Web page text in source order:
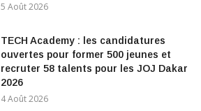
5 Août 2026
TECH Academy : les candidatures
ouvertes pour former 500 jeunes et
recruter 58 talents pour les JOJ Dakar
2026
4 Août 2026